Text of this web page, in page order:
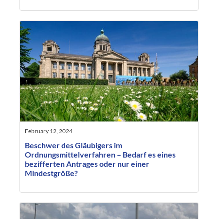
February 12, 2024
Beschwer des Gläubigers im
Ordnungsmittelverfahren – Bedarf es eines
bezifferten Antrages oder nur einer
Mindestgröße?